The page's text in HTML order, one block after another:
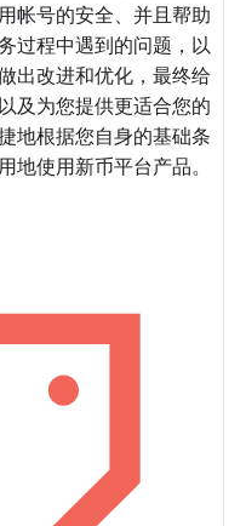
帐号的安全、并且帮助
过程中遇到的问题，以
出改进和优化，最终给
及为您提供更适合您的
地根据您自身的基础条
地使用新币平台产品。